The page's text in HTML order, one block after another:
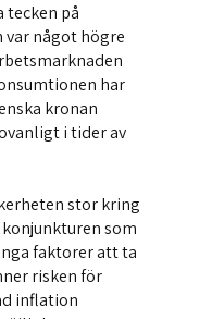
tecken på
något högre
har
kronan
i tider av
stor kring
som
faktorer att ta
risken för
inflation